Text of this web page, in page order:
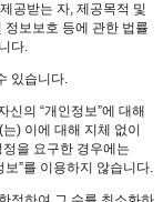
공받는 자, 제공목적 및
보보호 등에 관한 법률
다.
있습니다.
신의 “개인정보”에 대해
) 이에 대해 지체 없이
을 요구한 경우에는
보”를 이용하지 않습니다.